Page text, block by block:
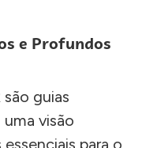
e Profundos
guias
visão
para o